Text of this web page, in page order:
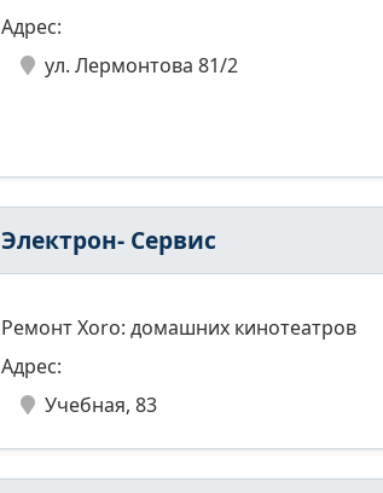
Адрес:
ул. Лермонтова 81/2
Электрон- Сервис
Ремонт Xoro: домашних кинотеатров
Адрес:
Учебная, 83